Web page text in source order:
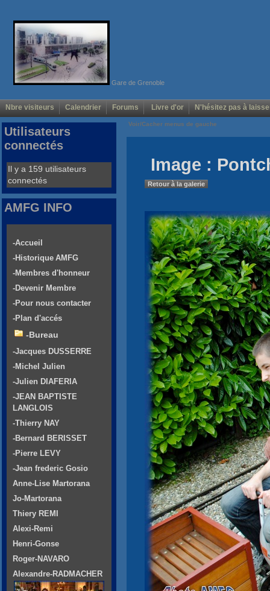
Gare de Grenoble
Nbre visiteurs Calendrier Forums Livre d'or N'hésitez pas à
Voir/Cacher menus de gauche
Image :
Retour à la galerie
Utilisateurs
connectés
Il y a 159 utilisateurs
connectés
AMFG INFO
-Accueil
-Historique AMFG
-Membres d'honneur
-Devenir Membre
-Pour nous contacter
-Plan d'accés
-Bureau
-Jacques DUSSERRE
-Michel Julien
-Julien DIAFERIA
-JEAN BAPTISTE
LANGLOIS
-Thierry NAY
-Bernard BERISSET
-Pierre LEVY
-Jean frederic Gosio
Anne-Lise Martorana
Jo-Martorana
Thiery REMI
Alexi-Remi
Henri-Gonse
Roger-NAVARO
Alexandre-RADMACHER